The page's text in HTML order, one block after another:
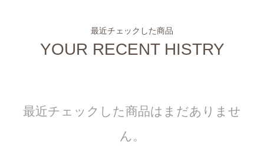
最近チェックした商品
YOUR RECENT HISTRY
最近チェックした商品はまだありませ
ん。